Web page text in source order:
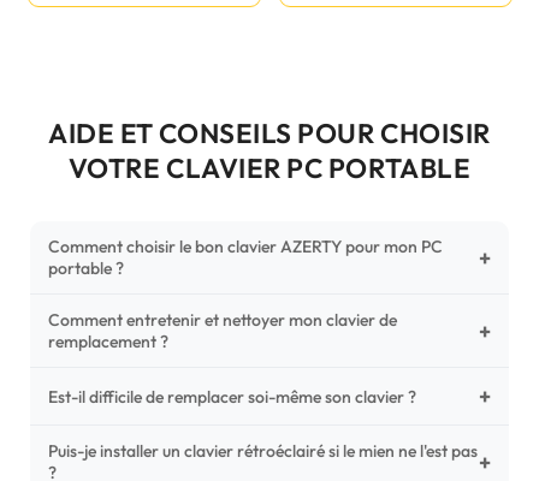
AIDE ET CONSEILS POUR CHOISIR
VOTRE CLAVIER PC PORTABLE
Comment choisir le bon clavier AZERTY pour mon PC
portable ?
+
Pour ne pas vous tromper, vérifiez trois points critiques sur
votre clavier d'origine : la disposition (AZERTY Français), la
photos HD) et l'emplacement des fixations (vis ou clips) au
Comment entretenir et nettoyer mon clavier de
remplacement ?
+
Un entretien régulier prolonge la vie de vos touches.
poussières sous les mécanismes. Pour le nettoyage,
privilégiez un chiffon microfibre très légèrement humide.
Est-il difficile de remplacer soi-même son clavier ? +
C'est une réparation accessible et très économique ! La
Puis-je installer un clavier rétroéclairé si le mien ne l'est pas
?
+